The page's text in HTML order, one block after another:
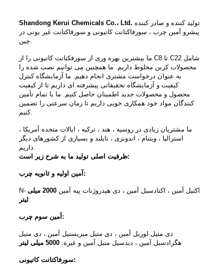
Shandong Kerui Chemicals Co.، Ltd.
پیشرو آمین چرب ، سورفاکتانت کاتیونی و سورفاکتانت غیر یونی در
ما بیشترین بهره وری از سورفکتانت کاتیونی را از C8 تا C22 شامل
محصولات کربن مخلوط داریم. ما همچنین می توانیم نصب شده را
به عنوان درخواست مشتری انجام دهیم. ما آزمایشگاه کنترل
کیفیت و آزمایشگاه تحقیقاتی پیشرفته ای داریم تا از کیفیت
محصول و محصولات جدید اطمینان حاصل کنیم. ما با تمام تأمین
کنندگان مواد خود همکاری خوبی داریم تا زمان سرعتی را تضمین
کنیم.
ما مشتریان زیادی در روسیه ، هند ، ترکیه ، ایالات متحده آمریکا ،
استرالیا ، ویتنام ، اندونزی ، تایلند و بسیاری از کشورهای دیگر
ظرفیت اصلی تولید ما به شرح زیر است:
آمین اولیه و ثانویه چرب:
N- اکتیل آمین ، اکتادسیل آمین ، دی هیدروژنات پیه آمین
2000 میلی
لیتر
آمین سوم چرب:
دی متیل لوریل آمین ، دی متیل میریستیل آمین ، دی متیل
هگزادسیل آمین ، دیدسیل متیل آمین و غیره. 5000 میلی لیتر
سورفاکتانت کاتیونی: